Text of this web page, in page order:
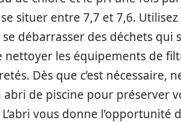
situer entre 7,7 et 7,6.
débarrasser des déchets
nettoyer les équipements de
Dès que c’est nécessaire,
abri de piscine pour préserver
vous donne